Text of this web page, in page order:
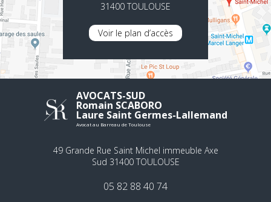
31400 TOULOUSE
Voir le plan d’accès
AVOCATS-SUD
Romain SCABORO
Laure Saint Germes-Lallemand
Avocat au Barreau de Toulouse
49 Grande Rue Saint Michel immeuble Axe
Sud 31400 TOULOUSE
05 82 88 40 74